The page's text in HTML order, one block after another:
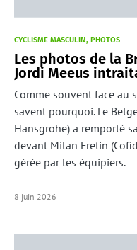
CYCLISME MASCULIN PHOTOS
Les photos de la
Jordi Meeus
Comme souvent face au
savent pourquoi. Le
Hansgrohe) a remporté
devant Milan Fretin
gérée par les équipiers.
8 juin 2026